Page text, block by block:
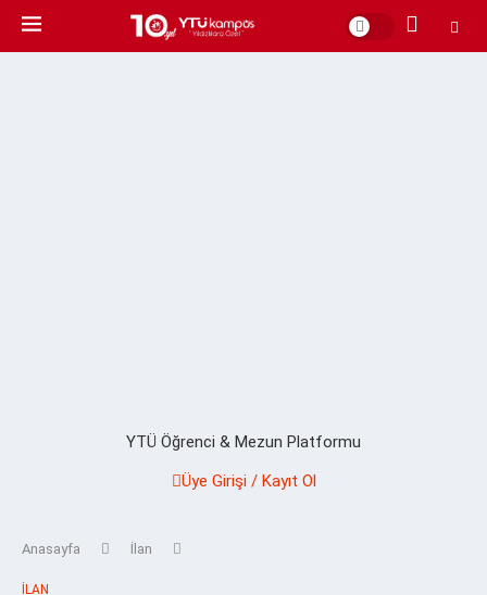
YTÜ Öğrenci & Mezun Platformu
Üye Girişi / Kayıt Ol
Anasayfa İlan
İLAN